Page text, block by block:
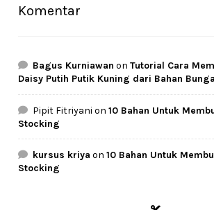
Komentar
Bagus Kurniawan onTutorial Cara
Daisy Putih Putik Kuning dari Bahan
Pipit Fitriyani on10 Bahan Untuk
Stocking
kursus kriya on10 Bahan Untuk
Stocking